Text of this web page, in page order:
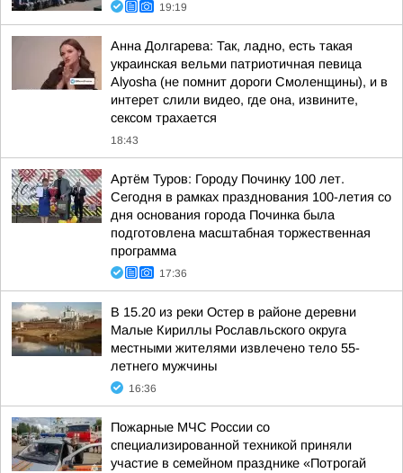
19:19
Анна Долгарева: Так, ладно, есть такая
украинская вельми патриотичная певица
Alyosha (не помнит дороги Смоленщины), и в
интерет слили видео, где она, извините,
сексом трахается
18:43
Артём Туров: Городу Починку 100 лет.
Сегодня в рамках празднования 100-летия со
дня основания города Починка была
подготовлена масштабная торжественная
программа
17:36
В 15.20 из реки Остер в районе деревни
Малые Кириллы Рославльского округа
местными жителями извлечено тело 55-
летнего мужчины
16:36
Пожарные МЧС России со
специализированной техникой приняли
участие в семейном празднике «Потрогай